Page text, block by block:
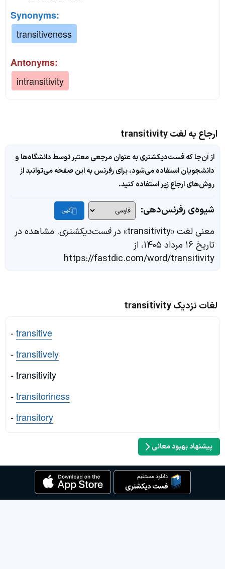
Synonyms:
transitiveness
Antonyms:
intransitivity
ارجاع به لغت transitivity
از آن‌جا که فست‌دیکشنری به عنوان مرجعی معتبر توسط دانشگاه‌ها و
دانشجویان استفاده می‌شود، برای رفرنس به این صفحه می‌توانید از
روش‌های ارجاع زیر استفاده کنید.
شیوه‌ی رفرنس‌دهی: کپی
معنی لغت «transitivity» در فست‌دیکشنری. مشاهده در
تاریخ ۱۶ مرداد ۱۴۰۵، از
https://fastdic.com/word/transitivity
لغات نزدیک transitivity
-transitive
-transitively
- transitivity
-transitoriness
-transitory
پیشنهاد بهبود معانی